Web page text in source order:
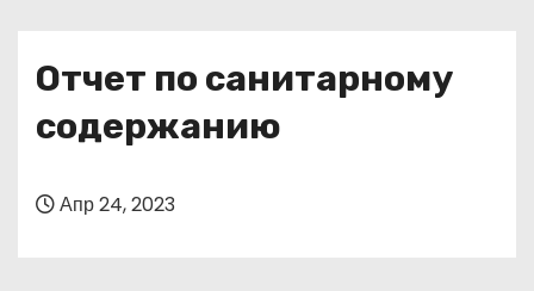
Отчет по санитарному
содержанию
Апр 24, 2023